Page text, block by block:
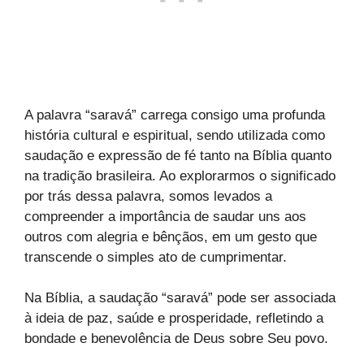
A palavra “saravá” carrega consigo uma profunda
história cultural e espiritual, sendo utilizada como
saudação e expressão de fé tanto na Bíblia quanto
na tradição brasileira. Ao explorarmos o significado
por trás dessa palavra, somos levados a
compreender a importância de saudar uns aos
outros com alegria e bênçãos, em um gesto que
transcende o simples ato de cumprimentar.
Na Bíblia, a saudação “saravá” pode ser associada
à ideia de paz, saúde e prosperidade, refletindo a
bondade e benevolência de Deus sobre Seu povo.